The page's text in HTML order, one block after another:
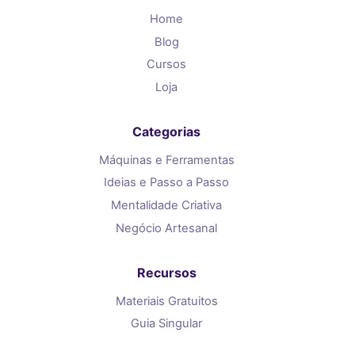
Home
Blog
Cursos
Loja
Categorias
Máquinas e Ferramentas
Ideias e Passo a Passo
Mentalidade Criativa
Negócio Artesanal
Recursos
Materiais Gratuitos
Guia Singular